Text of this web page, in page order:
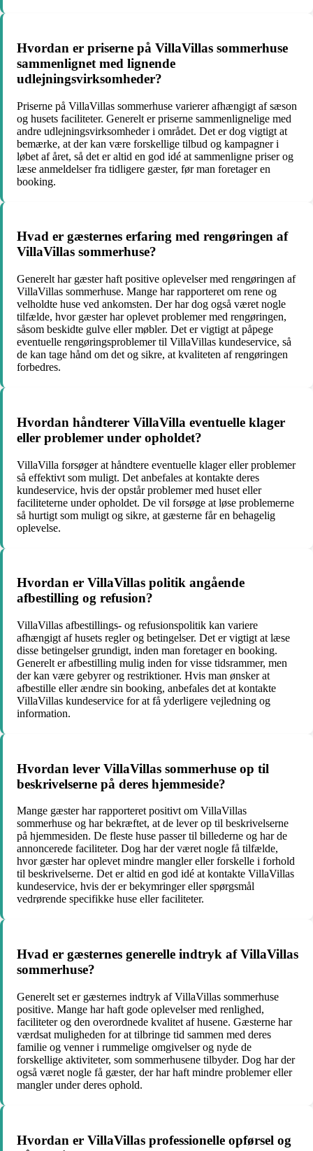
Hvordan er priserne på VillaVillas sommerhuse
sammenlignet med lignende
udlejningsvirksomheder?
Priserne på VillaVillas sommerhuse varierer afhængigt af sæson
og husets faciliteter. Generelt er priserne sammenlignelige med
andre udlejningsvirksomheder i området. Det er dog vigtigt at
bemærke, at der kan være forskellige tilbud og kampagner i
løbet af året, så det er altid en god idé at sammenligne priser og
læse anmeldelser fra tidligere gæster, før man foretager en
booking.
Hvad er gæsternes erfaring med rengøringen af
VillaVillas sommerhuse?
Generelt har gæster haft positive oplevelser med rengøringen af
VillaVillas sommerhuse. Mange har rapporteret om rene og
velholdte huse ved ankomsten. Der har dog også været nogle
tilfælde, hvor gæster har oplevet problemer med rengøringen,
såsom beskidte gulve eller møbler. Det er vigtigt at påpege
eventuelle rengøringsproblemer til VillaVillas kundeservice, så
de kan tage hånd om det og sikre, at kvaliteten af rengøringen
forbedres.
Hvordan håndterer VillaVilla eventuelle klager
eller problemer under opholdet?
VillaVilla forsøger at håndtere eventuelle klager eller problemer
så effektivt som muligt. Det anbefales at kontakte deres
kundeservice, hvis der opstår problemer med huset eller
faciliteterne under opholdet. De vil forsøge at løse problemerne
så hurtigt som muligt og sikre, at gæsterne får en behagelig
oplevelse.
Hvordan er VillaVillas politik angående
afbestilling og refusion?
VillaVillas afbestillings- og refusionspolitik kan variere
afhængigt af husets regler og betingelser. Det er vigtigt at læse
disse betingelser grundigt, inden man foretager en booking.
Generelt er afbestilling mulig inden for visse tidsrammer, men
der kan være gebyrer og restriktioner. Hvis man ønsker at
afbestille eller ændre sin booking, anbefales det at kontakte
VillaVillas kundeservice for at få yderligere vejledning og
information.
Hvordan lever VillaVillas sommerhuse op til
beskrivelserne på deres hjemmeside?
Mange gæster har rapporteret positivt om VillaVillas
sommerhuse og har bekræftet, at de lever op til beskrivelserne
på hjemmesiden. De fleste huse passer til billederne og har de
annoncerede faciliteter. Dog har der været nogle få tilfælde,
hvor gæster har oplevet mindre mangler eller forskelle i forhold
til beskrivelserne. Det er altid en god idé at kontakte VillaVillas
kundeservice, hvis der er bekymringer eller spørgsmål
vedrørende specifikke huse eller faciliteter.
Hvad er gæsternes generelle indtryk af VillaVillas
sommerhuse?
Generelt set er gæsternes indtryk af VillaVillas sommerhuse
positive. Mange har haft gode oplevelser med renlighed,
faciliteter og den overordnede kvalitet af husene. Gæsterne har
værdsat muligheden for at tilbringe tid sammen med deres
familie og venner i rummelige omgivelser og nyde de
forskellige aktiviteter, som sommerhusene tilbyder. Dog har der
også været nogle få gæster, der har haft mindre problemer eller
mangler under deres ophold.
Hvordan er VillaVillas professionelle opførsel og